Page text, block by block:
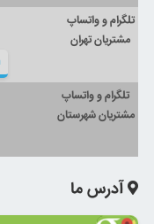
تلگرام و واتساپ
مشتریان تهران
تلگرام و واتساپ
مشتریان شهرستان
آدرس ما